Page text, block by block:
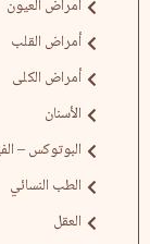
أمراض العيون
أمراض القلب
أمراض الكلى
الأسنان
البوتوكس –
الطب النسائي
العقل